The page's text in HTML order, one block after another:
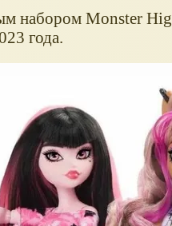
набором Monster
года.